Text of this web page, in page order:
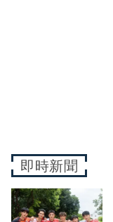
即時新聞